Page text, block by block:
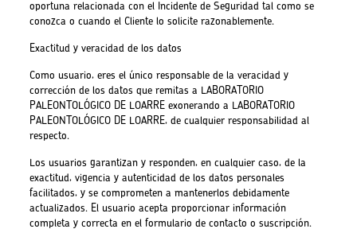
oportuna relacionada con el Incidente de Seguridad tal como se
conozca o cuando el Cliente lo solicite razonablemente.
Exactitud y veracidad de los datos
Como usuario, eres el único responsable de la veracidad y
corrección de los datos que remitas a LABORATORIO
PALEONTOLÓGICO DE LOARRE exonerando a LABORATORIO
PALEONTOLÓGICO DE LOARRE, de cualquier responsabilidad al
respecto.
Los usuarios garantizan y responden, en cualquier caso, de la
exactitud, vigencia y autenticidad de los datos personales
facilitados, y se comprometen a mantenerlos debidamente
actualizados. El usuario acepta proporcionar información
completa y correcta en el formulario de contacto o suscripción.